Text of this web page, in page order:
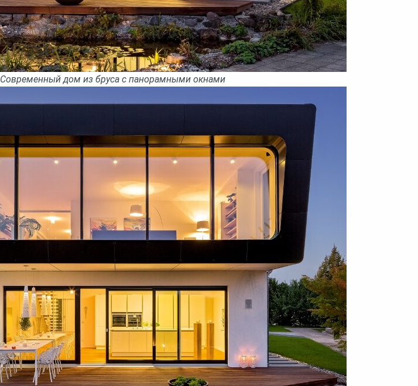
Современный дом из бруса с панорамными окнами